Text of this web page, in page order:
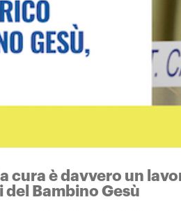
cura è davvero un
del Bambino Gesù